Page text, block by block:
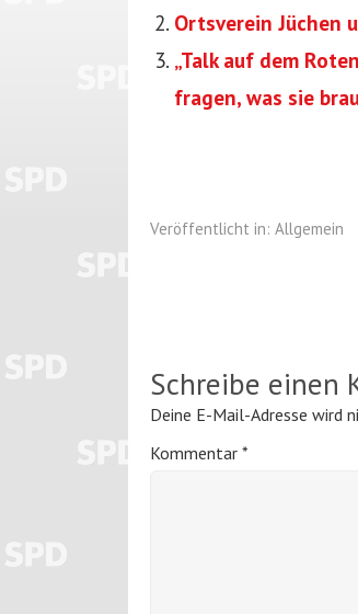
Ortsverein Jüchen
„Talk auf dem
fragen, was sie
Veröffentlicht in: Allgemein
Schreibe einen
Deine E-Mail-Adresse wird
Kommentar *